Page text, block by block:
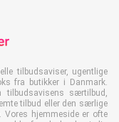
tilbudsaviser, ugentlige
fra butikker i Danmark.
særtilbud,
tilbud eller den særlige
hjemmeside er ofte